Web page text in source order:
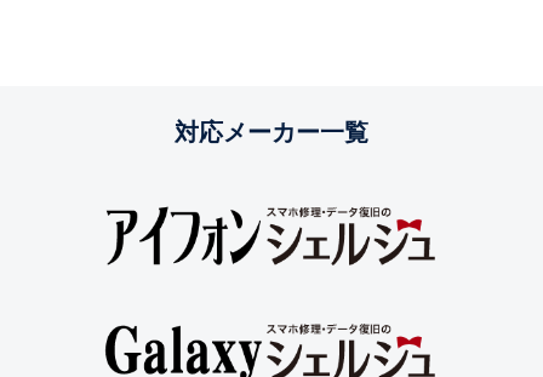
対応メーカー一覧